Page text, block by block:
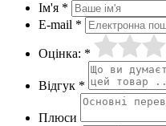
Ім'я *
E-mail *
Оцінка: *
Відгук *
Плюси